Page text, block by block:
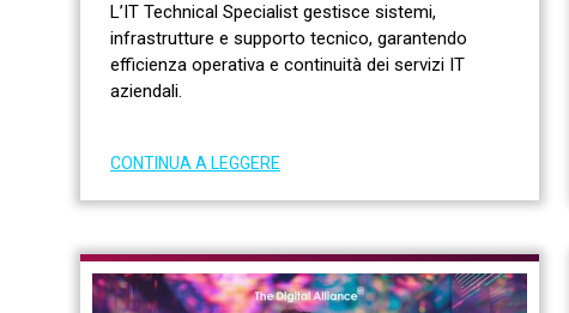
L’IT Technical Specialist gestisce sistemi,
infrastrutture e supporto tecnico, garantendo
efficienza operativa e continuità dei servizi IT
aziendali.
CONTINUA A LEGGERE